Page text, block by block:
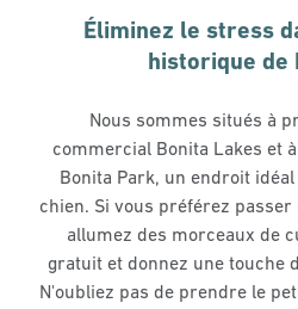
Éliminez le stress
historique de
Nous sommes situés à
commercial Bonita Lakes et
Bonita Park, un endroit
chien. Si vous préférez
allumez des morceaux de
gratuit et donnez une touche
N'oubliez pas de prendre le